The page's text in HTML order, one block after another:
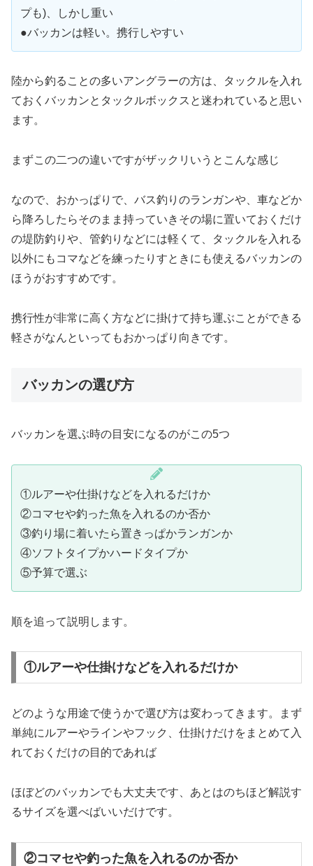
プも)、しかし重い
●バッカンは軽い。携行しやすい
陸から釣ることの多いアングラーの方は、タックルを入れ
ておくバッカンとタックルボックスと迷われていると思い
ます。
まずこの二つの違いですがザックリいうとこんな感じ
なので、おかっぱりで、バス釣りのランガンや、車などか
ら降ろしたらそのまま持っていきその場に置いておくだけ
の堤防釣りや、管釣りなどには軽くて、タックルを入れる
以外にもコマなどを練ったりすときにも使えるバッカンの
ほうがおすすめです。
携行性が非常に高く方などに掛けて持ち運ぶことができる
軽さがなんといってもおかっぱり向きです。
バッカンの選び方
バッカンを選ぶ時の目安になるのがこの5つ
①ルアーや仕掛けなどを入れるだけか
②コマセや釣った魚を入れるのか否か
③釣り場に着いたら置きっぱかランガンか
④ソフトタイプかハードタイプか
⑤予算で選ぶ
順を追って説明します。
①ルアーや仕掛けなどを入れるだけか
どのような用途で使うかで選び方は変わってきます。まず
単純にルアーやラインやフック、仕掛けだけをまとめて入
れておくだけの目的であれば
ほぼどのバッカンでも大丈夫です、あとはのちほど解説す
るサイズを選べばいいだけです。
②コマセや釣った魚を入れるのか否か